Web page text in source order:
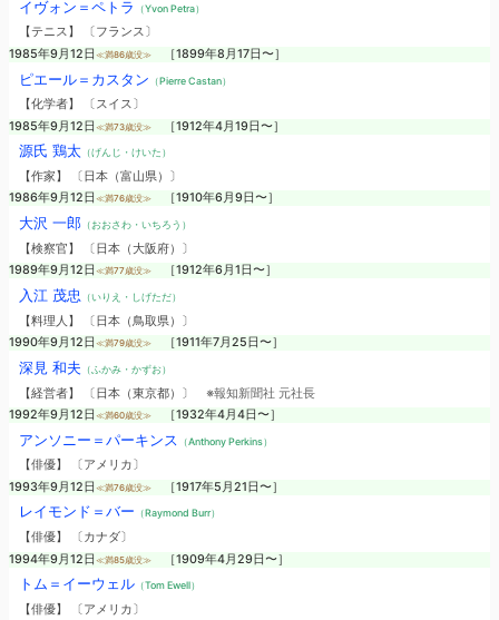
イヴォン＝ペトラ （Yvon Petra）
【テニス】 〔フランス〕
1985年9月12日 ≪満86歳没≫ ［1899年8月17日〜］
ピエール＝カスタン （Pierre Castan）
【化学者】 〔スイス〕
1985年9月12日 ≪満73歳没≫ ［1912年4月19日〜］
源氏 鶏太（げんじ・けいた）
【作家】 〔日本（富山県）〕
1986年9月12日 ≪満76歳没≫ ［1910年6月9日〜］
大沢 一郎（おおさわ・いちろう）
【検察官】 〔日本（大阪府）〕
1989年9月12日 ≪満77歳没≫ ［1912年6月1日〜］
入江 茂忠 （いりえ・しげただ）
【料理人】 〔日本（鳥取県）〕
1990年9月12日 ≪満79歳没≫ ［1911年7月25日〜］
深見 和夫 （ふかみ・かずお）
【経営者】 〔日本（東京都）〕 ※報知新聞社 元社長
1992年9月12日 ≪満60歳没≫ ［1932年4月4日〜］
アンソニー＝パーキンス （Anthony Perkins）
【俳優】 〔アメリカ〕
1993年9月12日 ≪満76歳没≫ ［1917年5月21日〜］
レイモンド＝バー （Raymond Burr）
【俳優】 〔カナダ〕
1994年9月12日 ≪満85歳没≫ ［1909年4月29日〜］
トム＝イーウェル（Tom Ewell）
【俳優】 〔アメリカ〕